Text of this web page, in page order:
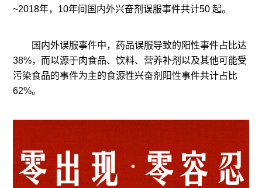
~2018年，10年间国内外兴奋剂误服事件共计50 起。
国内外误服事件中，药品误服导致的阳性事件占比达
38%，而以源于肉食品、饮料、营养补剂以及其他可能受
污染食品的事件为主的食源性兴奋剂阳性事件共计占比
62%。